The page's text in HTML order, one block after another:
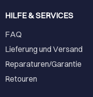
HILFE & SERVICES
FAQ
Lieferung und Versand
Reparaturen/Garantie
Retouren